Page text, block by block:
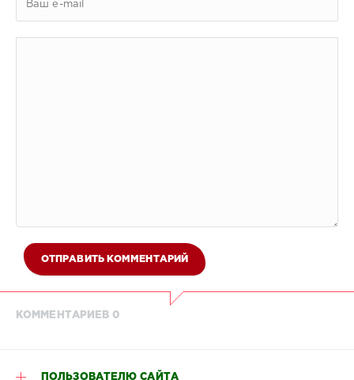
ОТПРАВИТЬ КОММЕНТАРИЙ
КОММЕНТАРИЕВ 0
ПОЛЬЗОВАТЕЛЮ САЙТА